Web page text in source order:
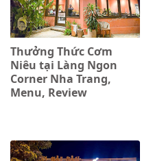
Thưởng Thức Cơm
Niêu tại Làng Ngon
Corner Nha Trang,
Menu, Review